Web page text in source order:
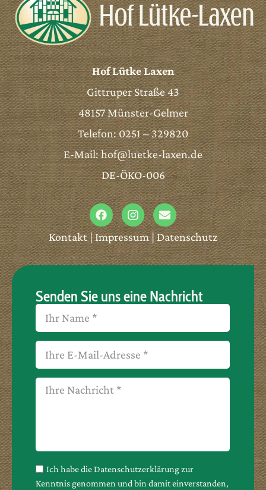
Hof Lütke Laxen
Gittruper Straße 43
48157 Münster-Gelmer
Telefon: 0251 – 329820
E-Mail:hof@luetke-laxen.de
DE-ÖKO-006
Kontakt|Impressum|Datenschutz
Senden Sie uns eine Nachricht
Ich habe die Datenschutzerklärung zur
Kenntnis genommen und bin damit einverstanden,